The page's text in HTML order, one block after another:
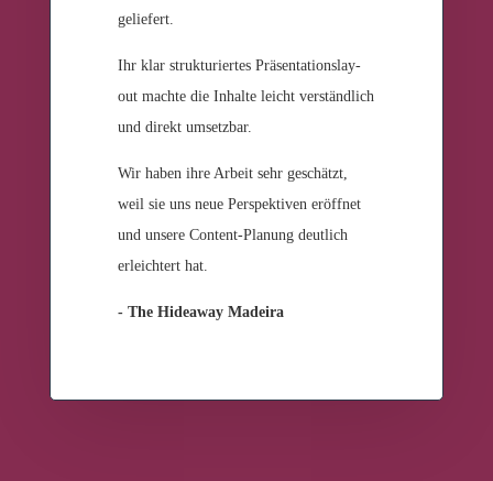
geliefert.
Ihr klar struk­tu­rier­tes Prä­sen­ta­ti­ons­lay­
out mach­te die Inhal­te leicht ver­ständ­lich
und direkt umsetzbar.
Wir haben ihre Arbeit sehr geschätzt,
weil sie uns neue Per­spek­ti­ven eröff­net
und unse­re Con­tent-Pla­nung deut­lich
erleich­tert hat.
- The Hidea­way Madeira